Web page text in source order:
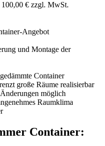
100,00 € zzgl. MwSt.
Angebot
und Montage der
Container
große Räume realisierbar
möglich
Raumklima
Container: